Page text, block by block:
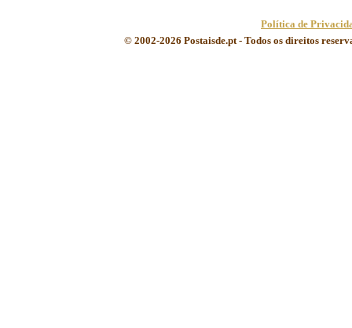
Política de
© 2002-2026 Postaisde.pt - Todos os direitos